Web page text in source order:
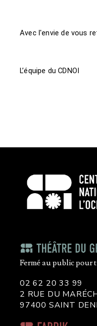
Avec l'envie de vous
L’équipe du CDNOI
Fermé au public pour
02 62 20 33 99
2 RUE DU
97400 SAINT